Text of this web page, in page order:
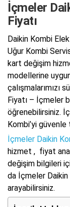
İçmeler
Fiyatı
Daikin Kombi
Uğur Kombi
kart değişim
modellerine
çalışmalarımızı
Fiyatı – İçmeler
öğrenebilirsiniz.
Kombi’yi
İçmeler Daikin
hizmet , fiyat
değişim bilgileri
da İçmeler Daikin
arayabilirsiniz.